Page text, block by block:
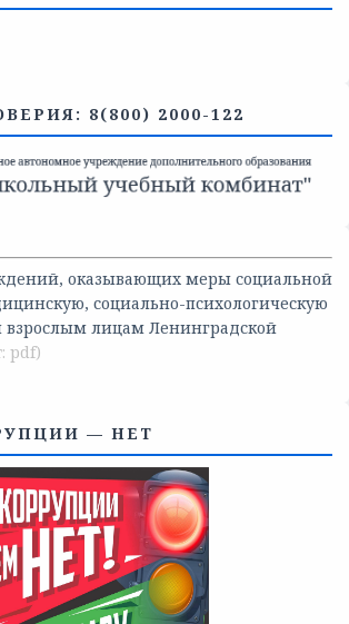
8(800) 2000-122